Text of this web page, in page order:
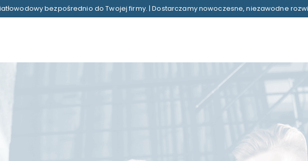
bezpośrednio do Twojej firmy. | Dostarczamy nowoczesne, niezawodne